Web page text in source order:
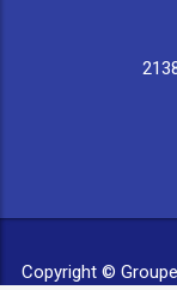
Copyright ©